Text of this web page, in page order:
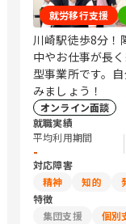
就労移行支援
川崎駅徒歩8分！
中やお仕事が長
型事業所です。
みましょう！
オンライン面談
就職実績
平均利用期間
-
対応障害
精神
知的
特徴
集団支援
個別